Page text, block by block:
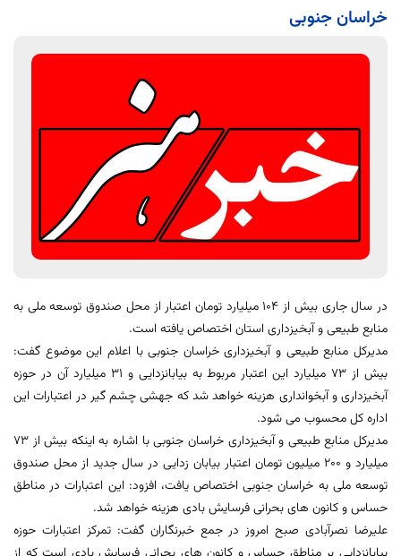
خراسان جنوبی
در سال جاری بیش از ۱۰۴ میلیارد تومان اعتبار از محل صندوق توسعه ملی به
منابع طبیعی و آبخیزداری استان اختصاص یافته است.
مدیرکل منابع طبیعی و آبخیزداری خراسان جنوبی با اعلام این موضوع گفت:
بیش از ۷۳ میلیارد این اعتبار مربوط به بیابانزدایی و ۳۱ میلیارد آن در حوزه
آبخیزداری و آبخوانداری هزینه خواهد شد که جهشی چشم گیر در اعتبارات این
اداره کل محسوب می شود.
مدیرکل منابع طبیعی و آبخیزداری خراسان جنوبی با اشاره به اینکه بیش از ۷۳
میلیارد و ۲۰۰ میلیون تومان اعتبار بیابان زدایی در سال جدید از محل صندوق
توسعه ملی به خراسان جنوبی اختصاص یافت، افزود: این اعتبارات در مناطق
حساس و کانون های بحرانی فرسایش بادی هزینه خواهد شد.
علیرضا نصرآبادی صبح امروز در جمع خبرنگاران گفت: تمرکز اعتبارات حوزه